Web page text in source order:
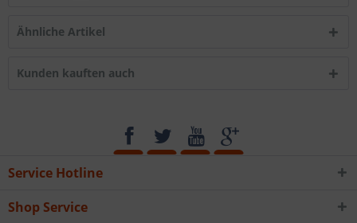
Ähnliche Artikel
Kunden kauften auch
Service Hotline
Shop Service